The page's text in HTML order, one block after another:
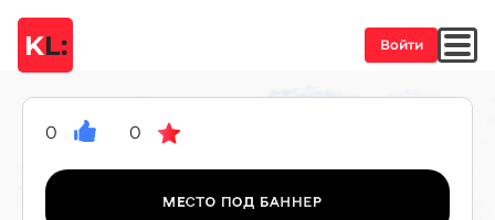
KL: Войти
0 0